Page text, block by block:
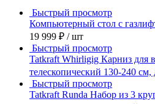
Быстрый просмотр
Компьютерный стол с
19 999 ₽ / шт
Быстрый просмотр
Tatkraft Whirligig Карниз для
телескопический 130-240
Быстрый просмотр
Tatkraft Runda Набор из 3